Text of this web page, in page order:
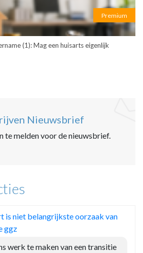
Premium
(1): Mag een huisarts eigenlijk
Nieuwsbrief
te melden voor de nieuwsbrief.
is niet belangrijkste oorzaak van
ggz
werk te maken van een transitie